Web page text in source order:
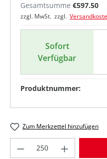
Gesamtsumme €597.50
zzgl. MwSt. zzgl.
Sofort
Verfügbar
Produktnummer:
Zum Merkzettel hinzufügen
Produkt Anzahl: